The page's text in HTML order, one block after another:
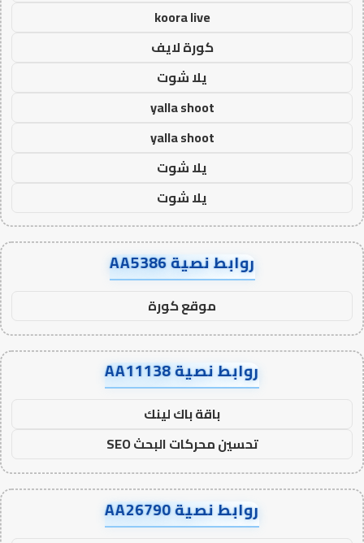
koora live
كورة لايف
يلا شوت
yalla shoot
yalla shoot
يلا شوت
يلا شوت
روابط نصية AA5386
موقع كورة
روابط نصية AA11138
باقة باك لينك
تحسين محركات البحث SEO
روابط نصية AA26790